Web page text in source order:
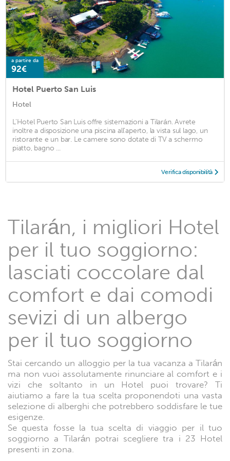
a partire da
92€
Hotel Puerto San Luis
Hotel
L'Hotel Puerto San Luis offre sistemazioni a Tilarán. Avrete
inoltre a disposizione una piscina all'aperto, la vista sul lago, un
ristorante e un bar. Le camere sono dotate di TV a schermo
piatto, bagno ...
Verifica disponibilità
Tilarán, i migliori Hotel
per il tuo soggiorno:
lasciati coccolare dal
comfort e dai comodi
sevizi di un albergo
per il tuo soggiorno
Stai cercando un alloggio per la tua vacanza a Tilarán
ma non vuoi assolutamente rinunciare al comfort e i
vizi che soltanto in un Hotel puoi trovare? Ti
aiutiamo a fare la tua scelta proponendoti una vasta
selezione di alberghi che potrebbero soddisfare le tue
esigenze.
Se questa fosse la tua scelta di viaggio per il tuo
soggiorno a Tilarán potrai scegliere tra i 23 Hotel
presenti in zona.